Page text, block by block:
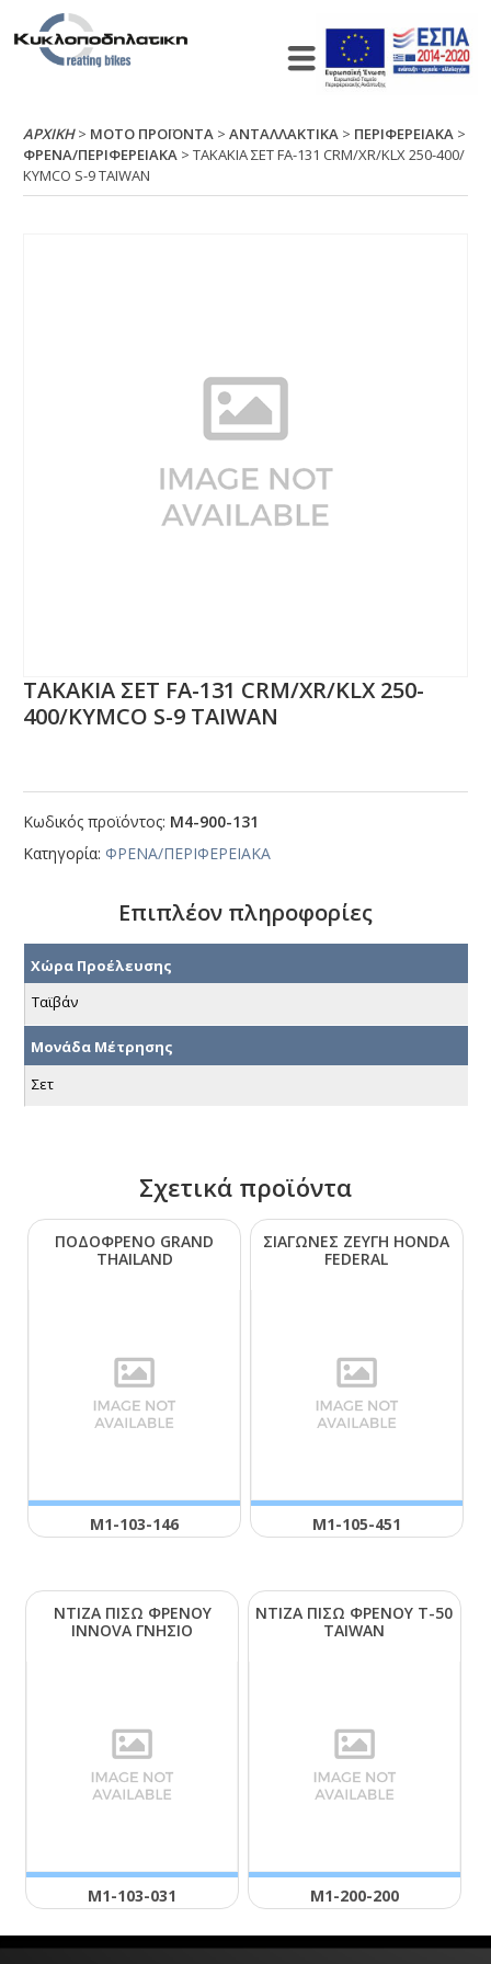
ΑΡΧΙΚΉ> ΜΟΤΟ ΠΡΟΪΟΝΤΑ >ΑΝΤΑΛΛΑΚΤΙΚΑ > ΠΕΡΙΦΕΡΕΙΑΚΑ >
ΦΡΕΝΑ/ΠΕΡΙΦΕΡΕΙΑΚΑ > ΤΑΚΑΚΙΑ ΣΕΤ FΑ-131 CRΜ/ΧR/ΚLΧ 250-400/
ΚΥΜCΟ S-9 ΤΑΙWΑΝ
ΤΑΚΑΚΙΑ ΣΕΤ FΑ-131 CRΜ/ΧR/ΚLΧ 250-
400/ΚΥΜCΟ S-9 ΤΑΙWΑΝ
Κωδικός προϊόντος: Μ4-900-131
Κατηγορία: ΦΡΕΝΑ/ΠΕΡΙΦΕΡΕΙΑΚΑ
Επιπλέον πληροφορίες
Χώρα Προέλευσης
Ταϊβάν
Μονάδα Μέτρησης
Σετ
Σχετικά προϊόντα
ΠΟΔΟΦΡΕΝΟ GRΑΝD
ΤΗΑΙLΑΝD
Μ1-103-146
ΣΙΑΓΩΝΕΣ ΖΕΥΓΗ ΗΟΝDΑ
FΕDΕRΑL
Μ1-105-451
ΝΤΙΖΑ ΠΙΣΩ ΦΡΕΝΟΥ
ΙΝΝΟVΑ ΓΝΗΣΙΟ
Μ1-103-031
ΝΤΙΖΑ ΠΙΣΩ ΦΡΕΝΟΥ Τ-50
ΤΑΙWΑΝ
Μ1-200-200